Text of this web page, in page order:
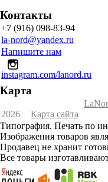
Контакты
+7 (916) 098-83-94
la-nord@yandex.ru
Напишите нам
instagram.com/lanord.ru
Карта
2026
Карта сайта
Типография. Печать по
Изображения товаров
Продавец не хранит
Все товары